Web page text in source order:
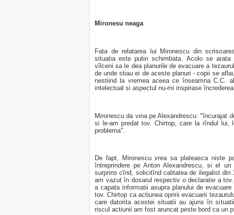
Mironesu neaga
Fata de relatarea lui Mironescu din
situatia este putin schimbata. Acolo se
vîlceni sa le dea planurile de evacuare a
de unde stiau ei de aceste planuri - copii se
nestiind la vremea aceea ce înseamna C.C.
intelectual si aspectul nu-mi inspirase
Mironescu da vina pe Alexandrescu: "încurajat
si le-am predat tov. Chirtop, care la rîndul lui,
problema".
De fapt, Mironescu vrea sa plateasca niste
întreprindere pe Anton Alexandrescu, si el
surprins cînd, solicitînd calitatea de ilegalist din
am vazut în dosarul respectiv o declaratie a
a capata informatii asupra planului de
tov. Chirtop ca actiunea opririi evacuarii
care datorita acestei situatii au ajuns în
riscul actiunii am fost aruncat peste bord ca un